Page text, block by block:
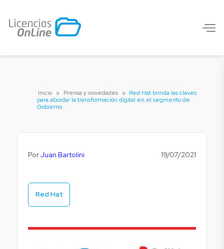
Inicio » Prensa y novedades » Red Hat brinda las claves
para abordar la transformación digital en el segmento de
Gobierno
PorJuan Bartolini 19/07/2021
Red Hat